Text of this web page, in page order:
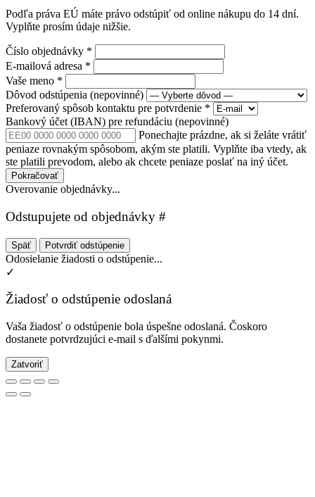
Podľa práva EÚ máte právo odstúpiť od online nákupu do 14 dní.
Vyplňte prosím údaje nižšie.
Číslo objednávky *
E-mailová adresa *
Vaše meno *
Dôvod odstúpenia (nepovinné)
Preferovaný spôsob kontaktu pre potvrdenie *
Bankový účet (IBAN) pre refundáciu (nepovinné)
Ponechajte prázdne, ak si želáte vrátiť
peniaze rovnakým spôsobom, akým ste platili. Vyplňte iba vtedy, ak
ste platili prevodom, alebo ak chcete peniaze poslať na iný účet.
Pokračovať
Overovanie objednávky...
Odstupujete od objednávky #
Späť Potvrdiť odstúpenie
Odosielanie žiadosti o odstúpenie...
✓
Žiadosť o odstúpenie odoslaná
Vaša žiadosť o odstúpenie bola úspešne odoslaná. Čoskoro
dostanete potvrdzujúci e-mail s ďalšími pokynmi.
Zatvoriť